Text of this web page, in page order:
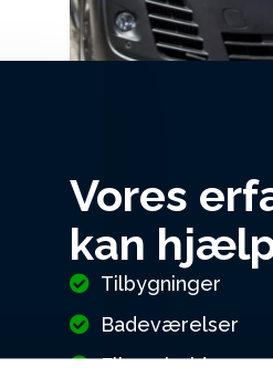
Vores
kan
Tilbygninger
Badeværelser
Flisearbejde